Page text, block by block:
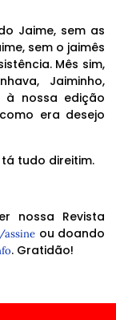
Jaime, sem as
sem o jaimês
Mês sim,
Jaiminho,
à nossa edição
era desejo
tudo direitim.
nossa Revista
ou doando
. Gratidão!